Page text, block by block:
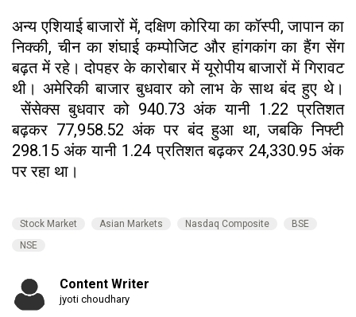
अन्य एशियाई बाजारों में, दक्षिण कोरिया का कॉस्पी, जापान का
निक्की, चीन का शंघाई कम्पोजिट और हांगकांग का हैंग सेंग
बढ़त में रहे। दोपहर के कारोबार में यूरोपीय बाजारों में गिरावट
थी। अमेरिकी बाजार बुधवार को लाभ के साथ बंद हुए थे।
सेंसेक्स बुधवार को 940.73 अंक यानी 1.22 प्रतिशत
बढ़कर 77,958.52 अंक पर बंद हुआ था, जबकि निफ्टी
298.15 अंक यानी 1.24 प्रतिशत बढ़कर 24,330.95 अंक
पर रहा था।
Stock Market Asian Markets Nasdaq Composite
BSE
NSE
Content Writer
jyoti choudhary